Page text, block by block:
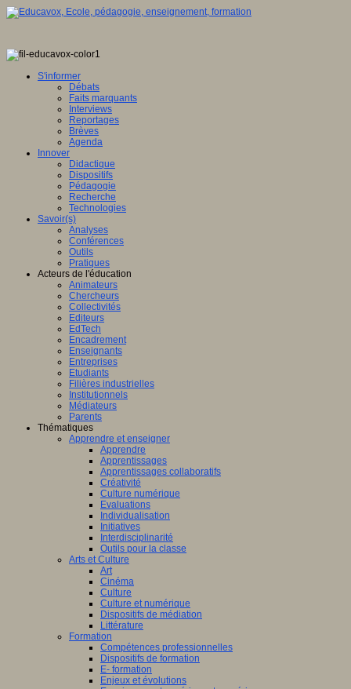
S'informer
Débats
Faits marquants
Interviews
Reportages
Brèves
Agenda
Innover
Didactique
Dispositifs
Pédagogie
Recherche
Technologies
Savoir(s)
Analyses
Conférences
Outils
Pratiques
Acteurs de l'éducation
Animateurs
Chercheurs
Collectivités
Editeurs
EdTech
Encadrement
Enseignants
Entreprises
Etudiants
Filières industrielles
Institutionnels
Médiateurs
Parents
Thématiques
Apprendre et enseigner
Apprendre
Apprentissages
Apprentissages collaboratifs
Créativité
Culture numérique
Evaluations
Individualisation
Initiatives
Interdisciplinarité
Outils pour la classe
Arts et Culture
Art
Cinéma
Culture
Culture et numérique
Dispositifs de médiation
Littérature
Formation
Compétences professionnelles
Dispositifs de formation
E- formation
Enjeux et évolutions